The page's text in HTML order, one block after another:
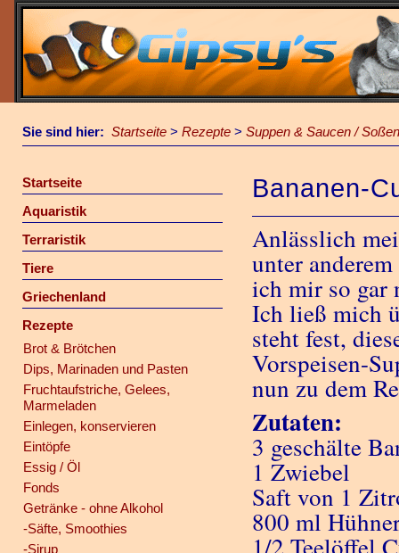
Sie sind hier: Startseite > Rezepte > Suppen & Saucen / Soßen
Startseite
Aquaristik
Terraristik
Tiere
Griechenland
Rezepte
Brot & Brötchen
Dips, Marinaden und Pasten
Fruchtaufstriche, Gelees,
Marmeladen
Einlegen, konservieren
Eintöpfe
Essig / Öl
Fonds
Getränke - ohne Alkohol
-Säfte, Smoothies
-Sirup
Bananen-
Anlässlich
unter
ich mir so gar
Ich ließ mich
steht fest,
Vorspeisen-
nun zu dem
Zutaten:
3 geschälte
1 Zwiebel
Saft von 1
800 ml